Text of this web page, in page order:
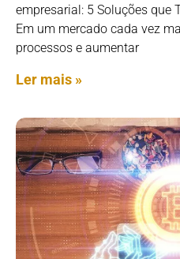
empresarial: 5 Soluções que
Em um mercado cada vez
processos e aumentar
Ler mais »